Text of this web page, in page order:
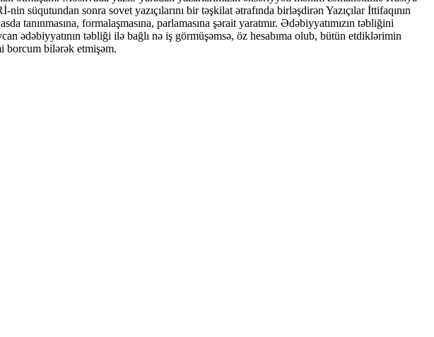
süqutundan sonra sovet yazıçılarını bir təşkilat ətrafında birləşdirən Yazıçılar İttifaqının
tanınmasına, formalaşmasına, parlamasına şərait yaratmır. Ədəbiyyatımızın təbliğini
ədəbiyyatının təbliği ilə bağlı nə iş görmüşəmsə, öz hesabıma olub, bütün etdiklərimin
borcum bilərək etmişəm.